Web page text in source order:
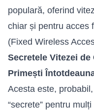
populară, oferind
chiar și pentru acces
(Fixed Wireless
Secretele Vitezei de
Primești
Acesta este,
“secrete” pentru